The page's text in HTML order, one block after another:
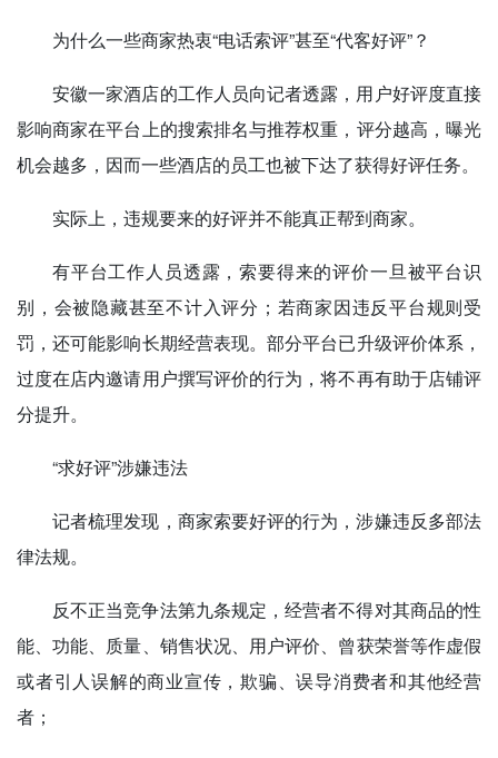
为什么一些商家热衷“电话索评”甚至“代客好评”？
安徽一家酒店的工作人员向记者透露，用户好评度直接
影响商家在平台上的搜索排名与推荐权重，评分越高，曝光
机会越多，因而一些酒店的员工也被下达了获得好评任务。
实际上，违规要来的好评并不能真正帮到商家。
有平台工作人员透露，索要得来的评价一旦被平台识
别，会被隐藏甚至不计入评分；若商家因违反平台规则受
罚，还可能影响长期经营表现。部分平台已升级评价体系，
过度在店内邀请用户撰写评价的行为，将不再有助于店铺评
分提升。
“求好评”涉嫌违法
记者梳理发现，商家索要好评的行为，涉嫌违反多部法
律法规。
反不正当竞争法第九条规定，经营者不得对其商品的性
能、功能、质量、销售状况、用户评价、曾获荣誉等作虚假
或者引人误解的商业宣传，欺骗、误导消费者和其他经营
者；